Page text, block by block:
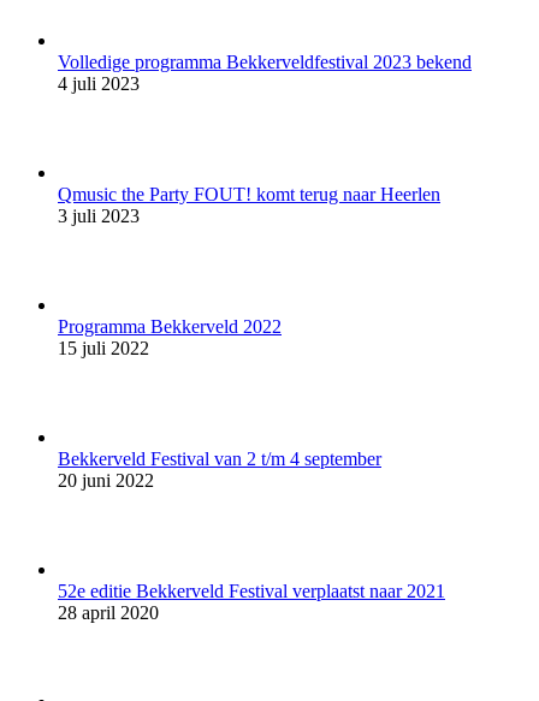
Volledige programma Bekkerveldfestival 2023 bekend
4 juli 2023
Qmusic the Party FOUT! komt terug naar Heerlen
3 juli 2023
Programma Bekkerveld 2022
15 juli 2022
Bekkerveld Festival van 2 t/m 4 september
20 juni 2022
52e editie Bekkerveld Festival verplaatst naar 2021
28 april 2020